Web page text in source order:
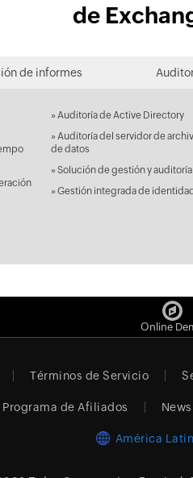
de
de informes
»Auditoría de Active Directory
»Auditoría del servidor de
de datos
»Solución de gestión y
»Gestión integrada de
Online
Términos de Servicio
Programa de Afiliados
América